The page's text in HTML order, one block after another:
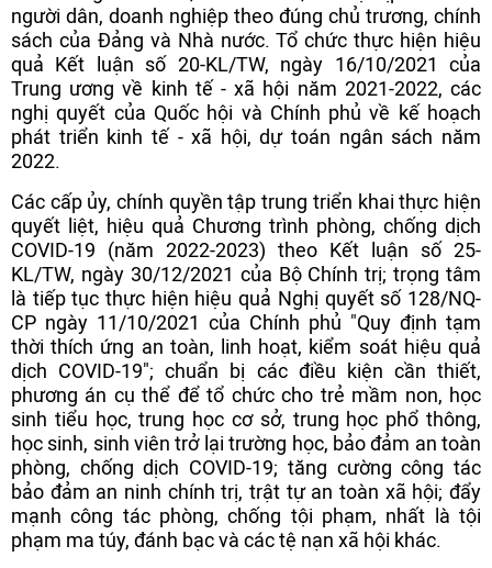
người dân, doanh nghiệp theo đúng chủ trương, chính
sách của Đảng và Nhà nước. Tổ chức thực hiện hiệu
quả Kết luận số 20-KL/TW, ngày 16/10/2021 của
Trung ương về kinh tế - xã hội năm 2021-2022, các
nghị quyết của Quốc hội và Chính phủ về kế hoạch
phát triển kinh tế - xã hội, dự toán ngân sách năm
2022.
Các cấp ủy, chính quyền tập trung triển khai thực hiện
quyết liệt, hiệu quả Chương trình phòng, chống dịch
COVID-19 (năm 2022-2023) theo Kết luận số 25-
KL/TW, ngày 30/12/2021 của Bộ Chính trị; trọng tâm
là tiếp tục thực hiện hiệu quả Nghị quyết số 128/NQ-
CP ngày 11/10/2021 của Chính phủ "Quy định tạm
thời thích ứng an toàn, linh hoạt, kiểm soát hiệu quả
dịch COVID-19"; chuẩn bị các điều kiện cần thiết,
phương án cụ thể để tổ chức cho trẻ mầm non, học
sinh tiểu học, trung học cơ sở, trung học phổ thông,
học sinh, sinh viên trở lại trường học, bảo đảm an toàn
phòng, chống dịch COVID-19; tăng cường công tác
bảo đảm an ninh chính trị, trật tự an toàn xã hội; đẩy
mạnh công tác phòng, chống tội phạm, nhất là tội
phạm ma túy, đánh bạc và các tệ nạn xã hội khác.